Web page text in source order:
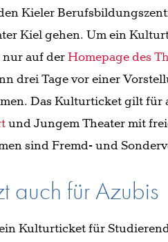
Kieler
Kiel gehen. Um ein
nur auf derHomepage des
drei Tage vor einer
Das Kulturticket gilt für
und Jungem Theater mit
sind Fremd- und
auch für Azubis
Kulturticket für